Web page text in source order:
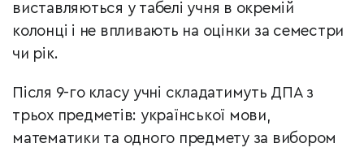
виставляються у табелі учня в окремій
колонці і не впливають на оцінки за семестри
чи рік.
Після 9-го класу учні складатимуть ДПА з
трьох предметів: української мови,
математики та одного предмету за вибором